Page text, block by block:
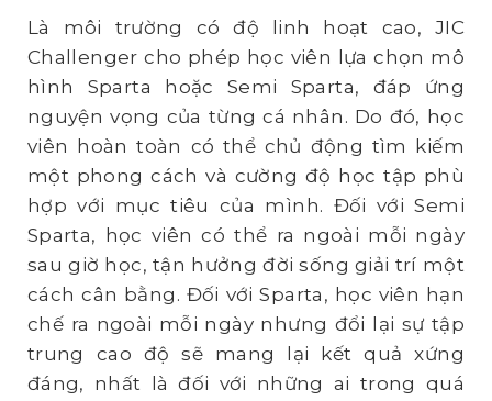
Là môi trường có độ linh hoạt cao, JIC
Challenger cho phép học viên lựa chọn mô
hình Sparta hoặc Semi Sparta, đáp ứng
nguyện vọng của từng cá nhân. Do đó, học
viên hoàn toàn có thể chủ động tìm kiếm
một phong cách và cường độ học tập phù
hợp với mục tiêu của mình. Đối với Semi
Sparta, học viên có thể ra ngoài mỗi ngày
sau giờ học, tận hưởng đời sống giải trí một
cách cân bằng. Đối với Sparta, học viên hạn
chế ra ngoài mỗi ngày nhưng đổi lại sự tập
trung cao độ sẽ mang lại kết quả xứng
đáng, nhất là đối với những ai trong quá